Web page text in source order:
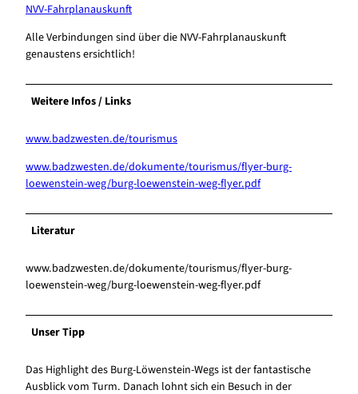
NVV-Fahrplanauskunft
Alle Verbindungen sind über die NVV-Fahrplanauskunft
genaustens ersichtlich!
Weitere Infos / Links
www.badzwesten.de/tourismus
www.badzwesten.de/dokumente/tourismus/flyer-burg-
loewenstein-weg/burg-loewenstein-weg-flyer.pdf
Literatur
www.badzwesten.de/dokumente/tourismus/flyer-burg-
loewenstein-weg/burg-loewenstein-weg-flyer.pdf
Unser Tipp
Das Highlight des Burg-Löwenstein-Wegs ist der fantastische
Ausblick vom Turm. Danach lohnt sich ein Besuch in der